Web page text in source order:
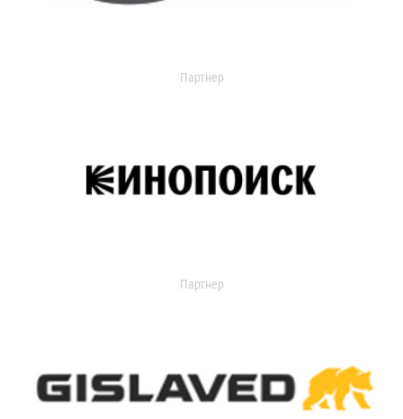
Партнер
Партнер